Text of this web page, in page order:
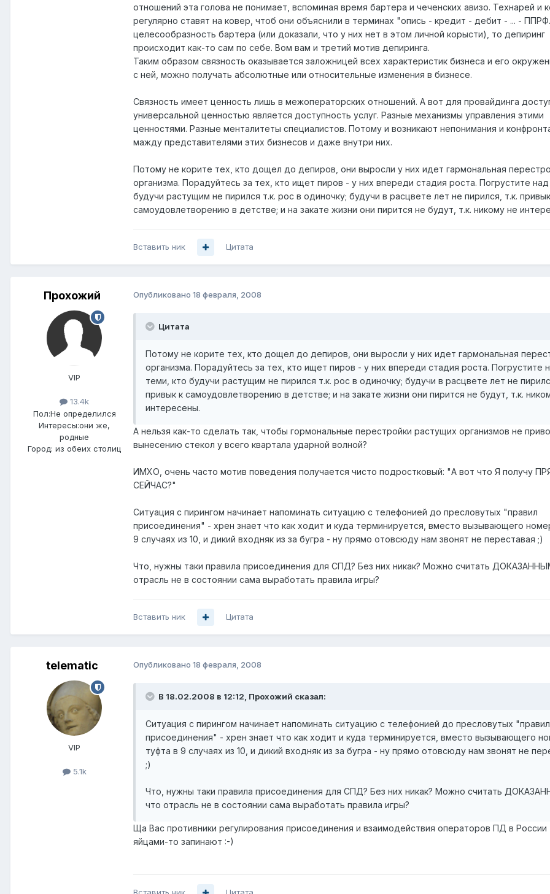
отношений эта голова не понимает, вспоминая время бартера и чеченских авизо. Технарей и
регулярно ставят на ковер, чтоб они объяснили в терминах "опись - кредит - дебит - ... -
целесообразность бартера (или доказали, что у них нет в этом личной корысти), то депиринг
происходит как-то сам по себе. Вом вам и третий мотив депиринга.
Таким образом связность оказывается заложницей всех характеристик бизнеса и его
с ней, можно получать абсолютные или относительные изменения в бизнесе.
Связность имеет ценность лишь в межоператорских отношений. А вот для провайдинга
универсальной ценностью является доступность услуг. Разные механизмы управления этими
ценностями. Разные менталитеты специалистов. Потому и возникают непонимания и
мажду представителями этих бизнесов и даже внутри них.
Потому не корите тех, кто дощел до депиров, они выросли у них идет гармональная
организма. Порадуйтесь за тех, кто ищет пиров - у них впереди стадия роста. Погрустите
будучи растущим не пирился т.к. рос в одиночку; будучи в расцвете лет не пирился, т.к.
самоудовлетворению в детстве; и на закате жизни они пирится не будут, т.к. никому не
Вставить ник Цитата
Прохожий
VIP
13.4k
Пол:Не определился
Интересы:они же,
родные
Город: из обеих столиц
Опубликовано 18 февраля, 2008
Цитата
Потому не корите тех, кто дощел до депиров, они выросли у них идет гармональная
организма. Порадуйтесь за тех, кто ищет пиров - у них впереди стадия роста. Погрустите
теми, кто будучи растущим не пирился т.к. рос в одиночку; будучи в расцвете лет не
привык к самоудовлетворению в детстве; и на закате жизни они пирится не будут, т.к.
интересены.
А нельзя как-то сделать так, чтобы гормональные перестройки растущих организмов не
вынесению стекол у всего квартала ударной волной?
ИМХО, очень часто мотив поведения получается чисто подростковый: "А вот что Я получу
СЕЙЧАС?"
Ситуация с пирингом начинает напоминать ситуацию с телефонией до пресловутых "правил
присоединения" - хрен знает что как ходит и куда терминируется, вместо вызывающего
9 случаях из 10, и дикий входняк из за бугра - ну прямо отовсюду нам звонят не переставая ;)
Что, нужны таки правила присоединения для СПД? Без них никак? Можно считать
отрасль не в состоянии сама выработать правила игры?
Вставить ник Цитата
telematic
VIP
5.1k
Опубликовано 18 февраля, 2008
В 18.02.2008 в 12:12, Прохожий сказал:
Ситуация с пирингом начинает напоминать ситуацию с телефонией до пресловутых "правил
присоединения" - хрен знает что как ходит и куда терминируется, вместо вызывающего
туфта в 9 случаях из 10, и дикий входняк из за бугра - ну прямо отовсюду нам звонят не
;)
Что, нужны таки правила присоединения для СПД? Без них никак? Можно считать
что отрасль не в состоянии сама выработать правила игры?
Ща Вас противники регулирования присоединения и взаимодействия операторов ПД в России
яйцами-то запинают :-)